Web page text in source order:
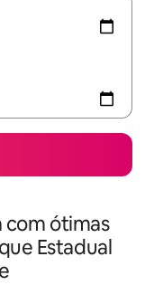
ótimas
Estadual